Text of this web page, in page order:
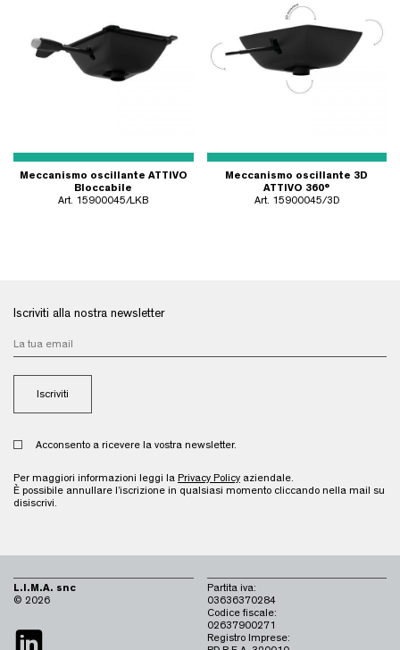
Meccanismo oscillante ATTIVO
Bloccabile
Art. 15900045/LKB
Meccanismo oscillante 3D
ATTIVO 360°
Art. 15900045/3D
Iscriviti alla nostra newsletter
Acconsento a ricevere la vostra newsletter.
Per maggiori informazioni leggi la Privacy Policy aziendale.
È possibile annullare l’iscrizione in qualsiasi momento cliccando nella mail su
disiscrivi.
L.I.M.A. snc
© 2026
Partita iva:
03636370284
Codice fiscale:
02637900271
Registro Imprese: